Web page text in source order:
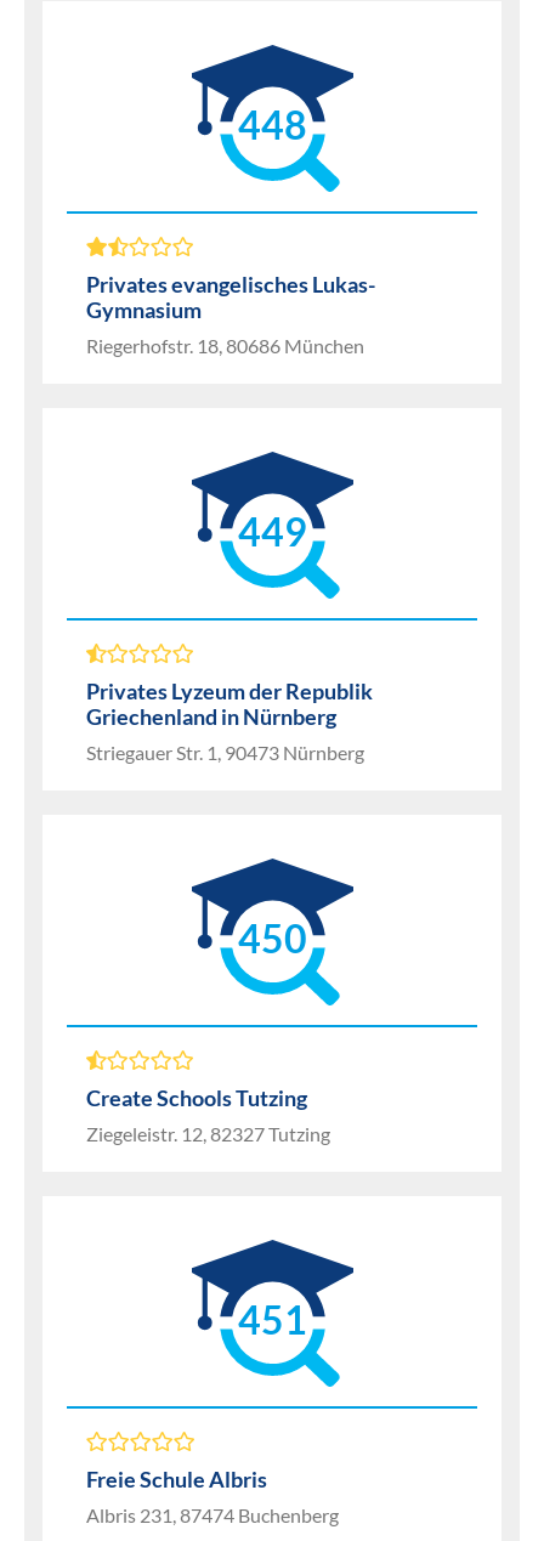
448
Privates evangelisches Lukas-
Gymnasium
Riegerhofstr. 18, 80686 München
449
Privates Lyzeum der Republik
Griechenland in Nürnberg
Striegauer Str. 1, 90473 Nürnberg
450
Create Schools Tutzing
Ziegeleistr. 12, 82327 Tutzing
451
Freie Schule Albris
Albris 231, 87474 Buchenberg